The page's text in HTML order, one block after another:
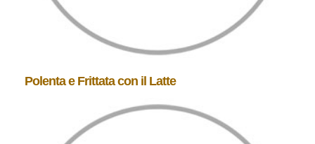
Polenta e Frittata con il Latte